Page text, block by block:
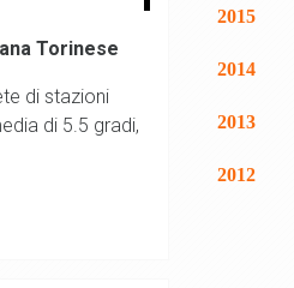
Torinese
di stazioni
di 5.5 gradi,
2015
2014
2013
2012